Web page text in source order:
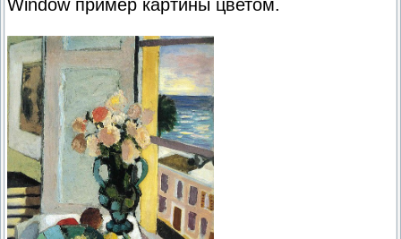
Window пример картины цветом.